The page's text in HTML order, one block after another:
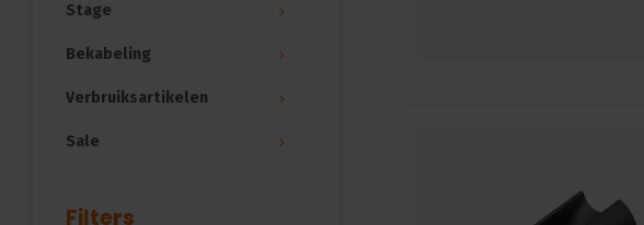
Stage
Bekabeling
Verbruiksartikelen
Sale
Filters